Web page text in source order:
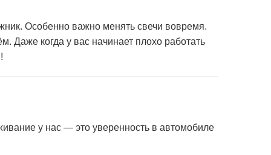
Особенно важно менять свечи вовремя.
Даже когда у вас начинает плохо работать
у нас — это уверенность в автомобиле